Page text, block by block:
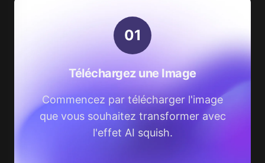
01
Téléchargez une Image
Commencez par télécharger l'image
que vous souhaitez transformer avec
l'effet AI squish.